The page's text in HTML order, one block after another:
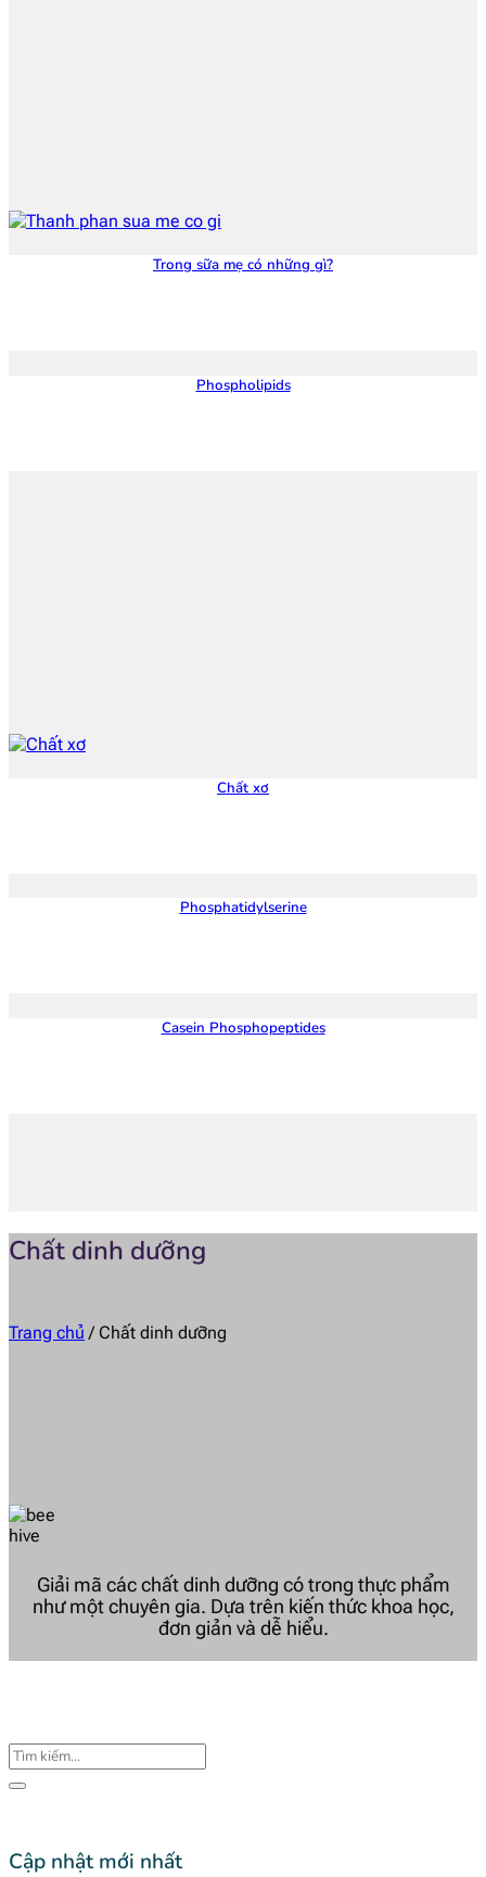
Trong sữa mẹ có những gì?
Phospholipids
Chất xơ
Phosphatidylserine
Casein Phosphopeptides
Chất dinh dưỡng
Trang chủ / Chất dinh dưỡng
Giải mã các chất dinh dưỡng có trong thực phẩm
như một chuyên gia. Dựa trên kiến thức khoa học,
đơn giản và dễ hiểu.
Tìm
kiếm:
Cập nhật mới nhất